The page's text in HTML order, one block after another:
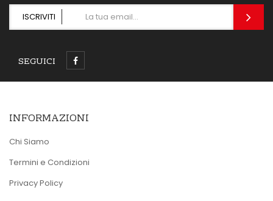
ISCRIVITI
SEGUICI
INFORMAZIONI
Chi Siamo
Termini e Condizioni
Privacy Policy